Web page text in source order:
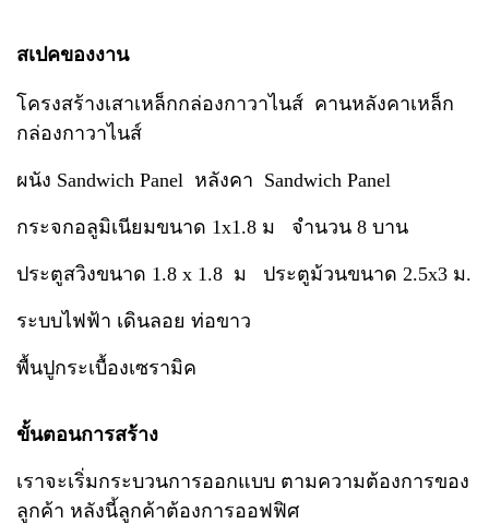
สเปคของงาน
โครงสร้างเสาเหล็กกล่องกาวาไนส์ คานหลังคาเหล็ก
กล่องกาวาไนส์
ผนัง Sandwich Panel หลังคา Sandwich Panel
กระจกอลูมิเนียมขนาด 1x1.8 ม จำนวน 8 บาน
ประตูสวิงขนาด 1.8 x 1.8 ม ประตูม้วนขนาด 2.5x3 ม.
ระบบไฟฟ้า เดินลอย ท่อขาว
พื้นปูกระเบื้องเซรามิค
ขั้นตอนการสร้าง
เราจะเริ่มกระบวนการออกแบบ ตามความต้องการของ
ลูกค้า หลังนี้ลูกค้าต้องการออฟฟิศ